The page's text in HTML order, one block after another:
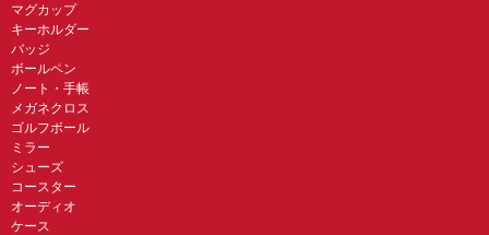
マグカップ
キーホルダー
バッジ
ボールペン
ノート・手帳
メガネクロス
ゴルフボール
ミラー
シューズ
コースター
オーディオ
ケース